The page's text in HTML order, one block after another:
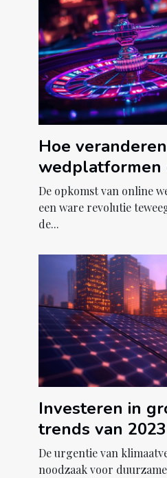
Hoe
wedplatformen
gokindustrie?
De opkomst van online
een ware revolutie
de...
Investeren in
trends van
duurzame winst
De urgentie van
noodzaak voor